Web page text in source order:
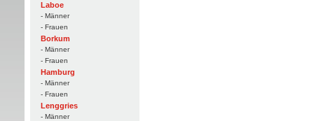
Laboe
- Männer
- Frauen
Borkum
- Männer
- Frauen
Hamburg
- Männer
- Frauen
Lenggries
- Männer